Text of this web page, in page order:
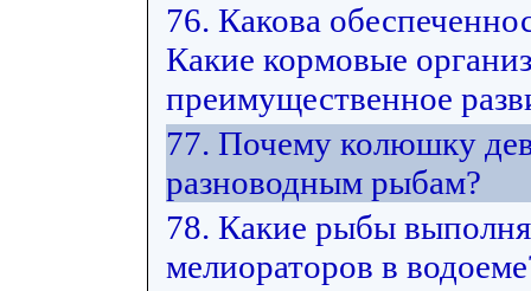
76. Какова
Какие кормовые
преимущественное
77. Почему колюшку
разноводным рыбам?
78. Какие рыбы
мелиораторов в